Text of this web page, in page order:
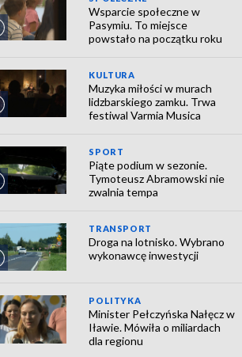
Wsparcie społeczne w
Pasymiu. To miejsce
powstało na początku roku
KULTURA
Muzyka miłości w murach
lidzbarskiego zamku. Trwa
festiwal Varmia Musica
SPORT
Piąte podium w sezonie.
Tymoteusz Abramowski nie
zwalnia tempa
TRANSPORT
Droga na lotnisko. Wybrano
wykonawcę inwestycji
POLITYKA
Minister Pełczyńska Nałęcz w
Iławie. Mówiła o miliardach
dla regionu